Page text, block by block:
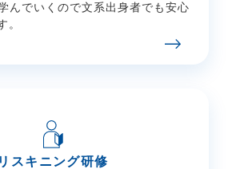
んでいくので文系 出身者でも安心
。
リスキニング研修